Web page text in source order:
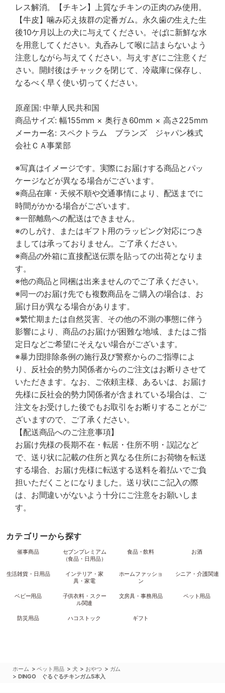
レス解消。【チキン】上質なチキンの正肉のみ使用。
【牛皮】噛み応え抜群の定番ガム。永久歯の生えた生
後10ケ月以上の犬に与えてください。そばに新鮮な水
を用意してください。丸呑みして喉に詰まらないよう
注意しながら与えてください。与えすぎにご注意くだ
さい。開封後はチャックを閉じて、冷蔵庫に保存し、
なるべく早く使い切ってください。
原産国: 中華人民共和国
商品サイズ: 幅155mm × 奥行き60mm × 高さ225mm
メーカー名: スペクトラム ブランズ ジャパン株式
会社ＣＡ事業部
※写真はイメージです。実際にお届けする商品とパッ
ケージなどが異なる場合がございます。
※商品在庫・天候不順や交通事情により、配送までに
時間がかかる場合がございます。
※一部離島への配送はできません。
※のしがけ、またはギフト用のラッピング対応につき
ましては承っておりません。ご了承ください。
※商品の外箱に直接配送伝票を貼っての出荷となりま
す。
※他の商品と同梱は出来ませんのでご了承ください。
※同一のお届け先でも複数商品をご購入の場合は、お
届け日が異なる場合があります。
※繁忙期または自然災害、その他の不測の事態に伴う
影響により、商品のお届けが困難な地域、またはご指
定日などご希望にそえない場合がございます。
※暴力団排除条例の施行及び警察からのご指導によ
り、反社会的勢力関係者からのご注文はお断りさせて
いただきます。なお、ご依頼主様、あるいは、お届け
先様に反社会的勢力関係者が含まれている場合は、ご
注文をお受けした後でもお取引をお断りすることがご
ざいますので、ご了承ください。
【配送商品へのご注意事項】
お届け先様の長期不在・転居・住所不明・誤記など
で、送り状に記載の住所と異なる住所にお荷物を転送
する場合、お届け先様に転送する送料を着払いでご負
担いただくことになりました。送り状にご記入の際
は、お間違いがないよう十分にご注意をお願いしま
す。
カテゴリーから探す
催事商品
セブンプレミアム
（食品・日用品）
食品・飲料 お酒
生活雑貨・日用品
インテリア・家
具・家電
ホームファッショ
ン
シニア・介護関連
ベビー用品
子供衣料・スクー
ル関連
文房具・事務用品 ペット用品
防災用品 ハコストック ギフト
ホーム >ペット用品 > 犬 > おやつ > ガム
> DINGO ぐるぐるチキンガム5本入